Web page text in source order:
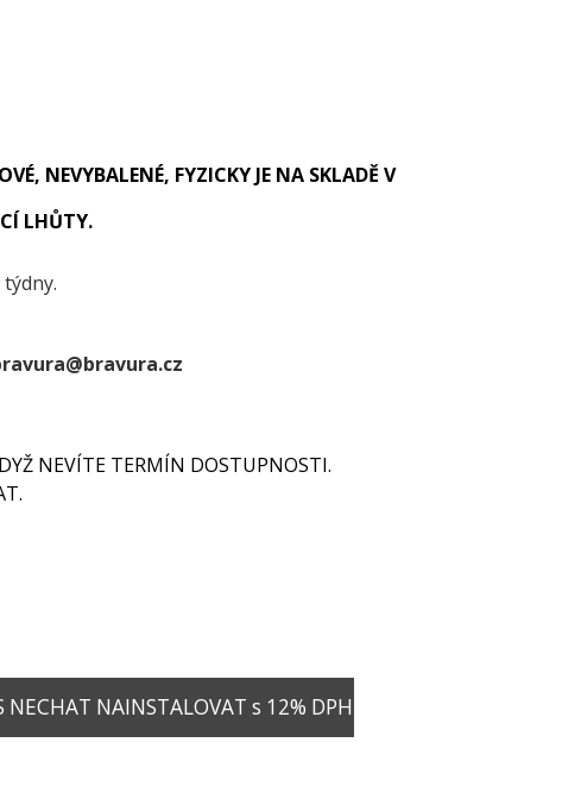
NEVYBALENÉ, FYZICKY JE NA SKLADĚ V
LHŮTY.
NEVÍTE TERMÍN DOSTUPNOSTI.
NECHAT NAINSTALOVAT s 12% DPH